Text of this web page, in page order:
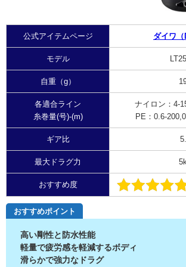
公式アイテムページ ダイワ（
モデル
自重（g）
各適合ライン
糸巻量(号)-(m)
ナイロン： 4-
PE： 0.6-200,
ギア比
最大ドラグ力
おすすめ度
おすすめポイント
高い剛性と防水性能
軽量で疲労感を軽減するボディ
滑らかで強力なドラグ